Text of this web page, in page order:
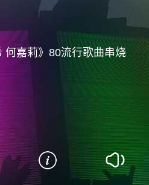
何嘉莉》80流行歌曲串烧